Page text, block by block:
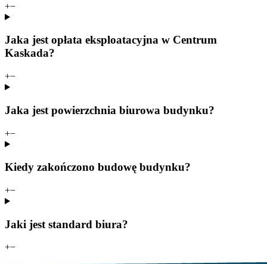
+−
Jaka jest opłata eksploatacyjna w Centrum
Kaskada?
+−
Jaka jest powierzchnia biurowa budynku?
+−
Kiedy zakończono budowę budynku?
+−
Jaki jest standard biura?
+−